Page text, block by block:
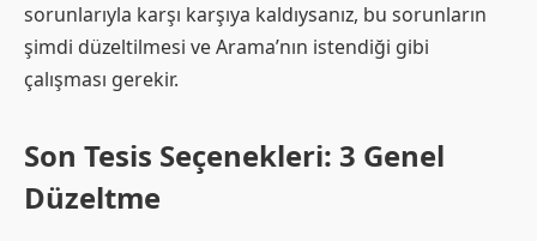
sorunlarıyla karşı karşıya kaldıysanız, bu sorunların
şimdi düzeltilmesi ve Arama’nın istendiği gibi
çalışması gerekir.
Son Tesis Seçenekleri: 3 Genel
Düzeltme